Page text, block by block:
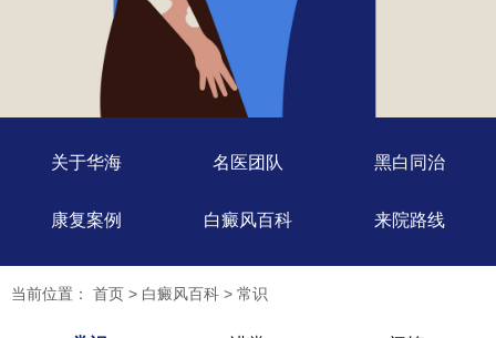
关于华海 名医团队 黑白同治
康复案例 白癜风百科 来院路线
当前位置： 首页 > 白癜风百科 > 常识